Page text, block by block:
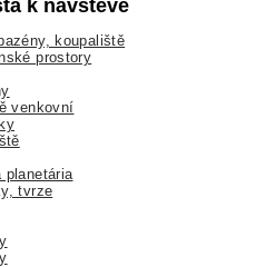
k návštěvě
koupaliště
prostory
venkovní
planetária
tvrze